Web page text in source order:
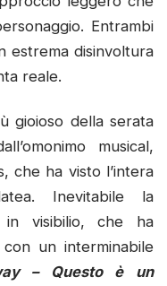
Entrambi
estrema disinvoltura
reale.
gioioso della serata
musical,
che ha visto l’intera
Inevitabile la
in visibilio, che ha
un interminabile
– Questo è un